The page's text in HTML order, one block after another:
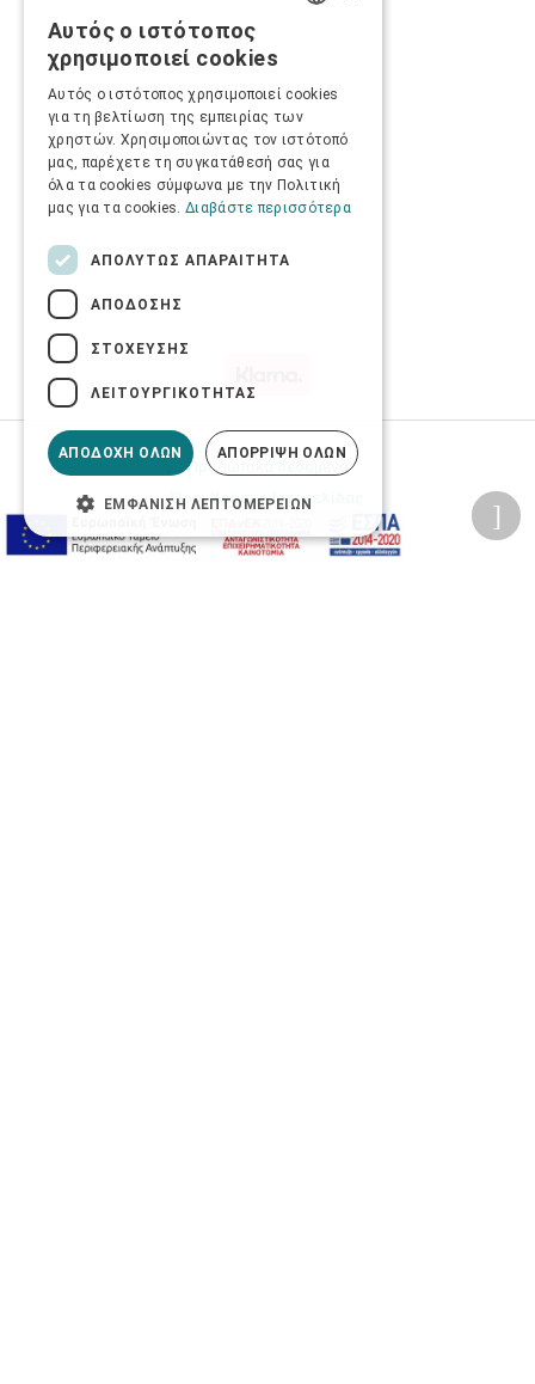
Προσωπικά δεδομένα
Όροι Χρήσης Ιστοσελίδας
Πολιτική Ασφάλειας Πληροφοριών
Αυτός ο ιστότοπος
χρησιμοποιεί cookies
Αυτός ο ιστότοπος χρησιμοποιεί cookies
για τη βελτίωση της εμπειρίας των
χρηστών. Χρησιμοποιώντας τον ιστότοπό
μας, παρέχετε τη συγκατάθεσή σας για
όλα τα cookies σύμφωνα με την Πολιτική
μας για τα cookies. Διαβάστε περισσότερα
ΑΠΟΛΎΤΩΣ ΑΠΑΡΑΊΤΗΤΑ
ΑΠΌΔΟΣΗΣ
ΣΤΌΧΕΥΣΗΣ
ΛΕΙΤΟΥΡΓΙΚΌΤΗΤΑΣ
ΑΠΟΔΟΧΉ ΌΛΩΝ ΑΠΌΡΡΙΨΗ ΌΛΩΝ
ΕΜΦΆΝΙΣΗ ΛΕΠΤΟΜΕΡΕΙΏΝ